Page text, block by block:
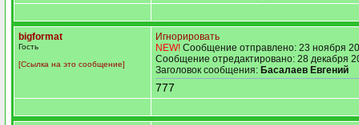
bigformat
Гость
[Ссылка на это сообщение]
Игнорировать
NEW! Сообщение отправлено: 23 ноября
Сообщение отредактировано: 28 декабря
Заголовок сообщения: Басалаев Евгений
777